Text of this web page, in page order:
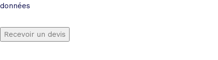
données
Recevoir un devis